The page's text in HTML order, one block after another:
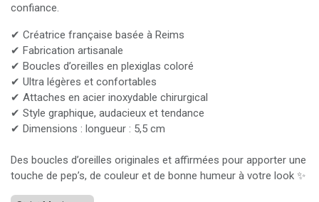
confiance.
✔ Créatrice française basée à Reims
✔ Fabrication artisanale
✔ Boucles d’oreilles en plexiglas coloré
✔ Ultra légères et confortables
✔ Attaches en acier inoxydable chirurgical
✔ Style graphique, audacieux et tendance
✔ Dimensions : longueur : 5,5 cm
Des boucles d’oreilles originales et affirmées pour apporter une
touche de pep’s, de couleur et de bonne humeur à votre look ✨